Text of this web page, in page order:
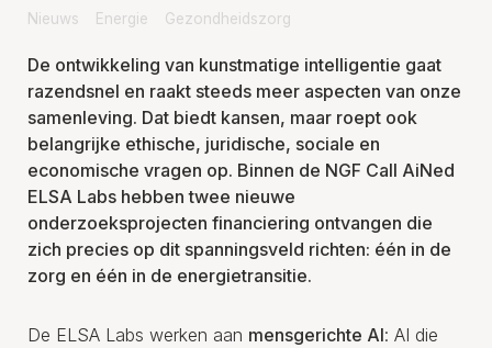
Nieuws Energie Gezondheidszorg
De ontwikkeling van kunstmatige intelligentie gaat
razendsnel en raakt steeds meer aspecten van onze
samenleving. Dat biedt kansen, maar roept ook
belangrijke ethische, juridische, sociale en
economische vragen op. Binnen de NGF Call AiNed
ELSA Labs hebben twee nieuwe
onderzoeksprojecten financiering ontvangen die
zich precies op dit spanningsveld richten: één in de
zorg en één in de energietransitie.
De ELSA Labs werken aan mensgerichte AI: AI die